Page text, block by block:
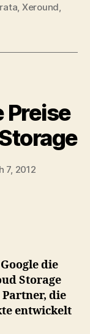
Xeround
Preise
7, 2012
die
Storage
die
entwickelt